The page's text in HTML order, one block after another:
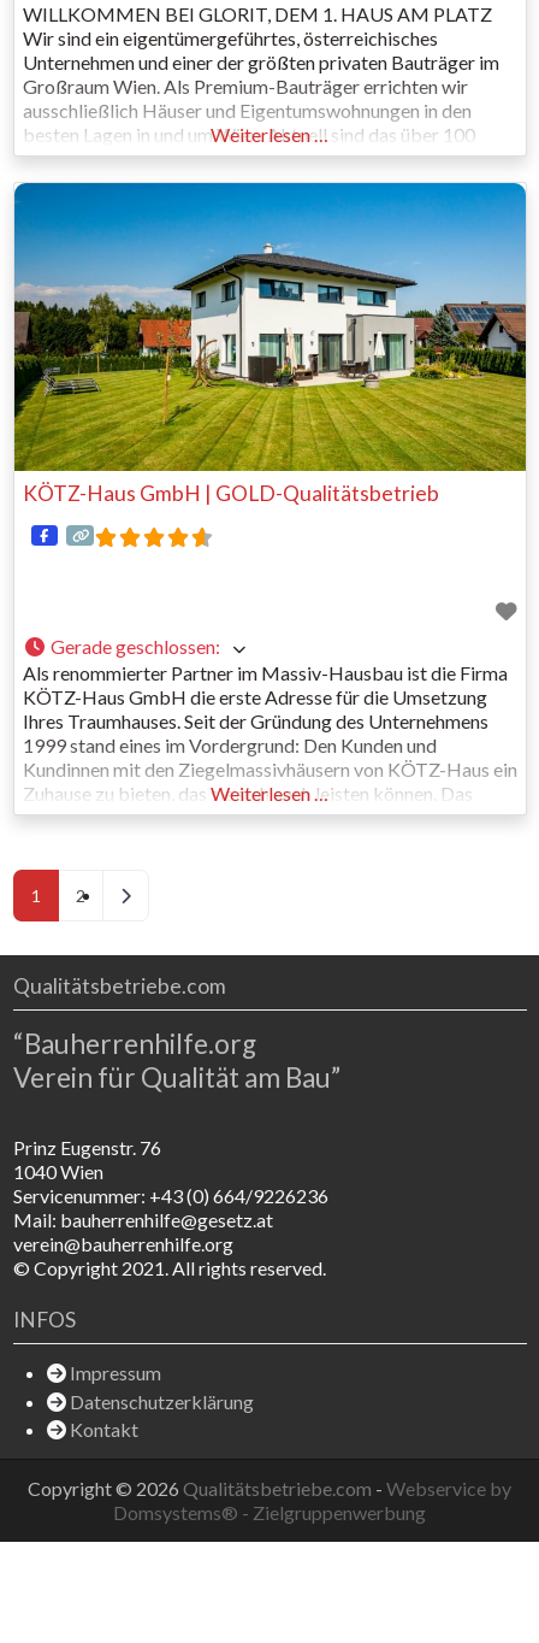
WILLKOMMEN BEI GLORIT, DEM 1. HAUS AM PLATZ
Wir sind ein eigentümergeführtes, österreichisches
Unternehmen und einer der größten privaten Bauträger im
Großraum Wien. Als Premium-Bauträger errichten wir
ausschließlich Häuser und Eigentumswohnungen in den
besten Lagen in und um Wien. Aktuell sind das über 100
Projekte. Was uns einzigartig macht: Wir sind Bauträger,
Bauunternehmen und Fertighausfirma in einem – mit
Weiterlesen …
KÖTZ-Haus GmbH | GOLD-Qualitätsbetrieb
Gerade geschlossen:
Als renommierter Partner im Massiv-Hausbau ist die Firma
KÖTZ-Haus GmbH die erste Adresse für die Umsetzung
Ihres Traumhauses. Seit der Gründung des Unternehmens
1999 stand eines im Vordergrund: Den Kunden und
Kundinnen mit den Ziegelmassivhäusern von KÖTZ-Haus ein
Zuhause zu bieten, das sie sich auch leisten können. Das
Unternehmen baut keine Billighäuser – aber bietet ein fast
Weiterlesen …
Posts navigation
1 2 Ältere Beiträge
Qualitätsbetriebe.com
“Bauherrenhilfe.org
Verein für Qualität am Bau”
Prinz Eugenstr. 76
1040 Wien
Servicenummer: +43 (0) 664/9226236
Mail: bauherrenhilfe@gesetz.at
verein@bauherrenhilfe.org
© Copyright 2021. All rights reserved.
INFOS
Impressum
Datenschutzerklärung
Kontakt
Copyright © 2026 Qualitätsbetriebe.com - Webservice by
Domsystems® - Zielgruppenwerbung